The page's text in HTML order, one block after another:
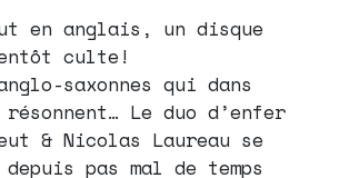
en anglais, un disque
culte!
saxonnes qui dans
Le duo d’enfer
& Nicolas Laureau se
pas mal de temps